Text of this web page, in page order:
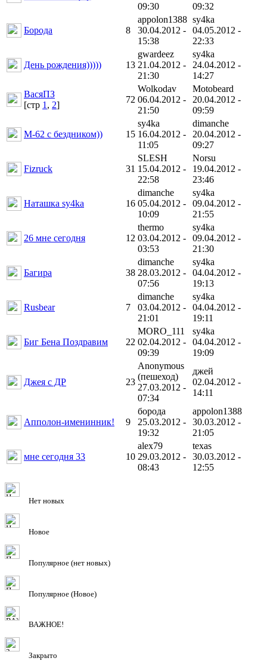
09:30
09:32
Борода 8
appolon1388
30.04.2012 -
15:38
sy4ka
04.05.2012 -
22:33
День рождения))))) 13
gwardeez
21.04.2012 -
21:30
sy4ka
24.04.2012 -
14:27
ВасяПЗ
[cтр 1, 2]
72
Wolkodav
06.04.2012 -
21:50
Motobeard
20.04.2012 -
09:59
М-62 с бездником)) 15
sy4ka
16.04.2012 -
11:05
dimanche
20.04.2012 -
09:27
Fizruck 31
SLESH
15.04.2012 -
22:58
Norsu
19.04.2012 -
23:46
Наташка sy4ka 16
dimanche
05.04.2012 -
10:09
sy4ka
09.04.2012 -
21:55
26 мне сегодня 12
thermo
03.04.2012 -
03:53
sy4ka
09.04.2012 -
21:30
Багира 38
dimanche
28.03.2012 -
07:56
sy4ka
04.04.2012 -
19:13
Rusbear 7
dimanche
03.04.2012 -
21:01
sy4ka
04.04.2012 -
19:11
Биг Бена Поздравим 22
MORO_111
02.04.2012 -
09:39
sy4ka
04.04.2012 -
19:09
Джея с ДР 23
Anonymous
(пешеход)
27.03.2012 -
07:34
джей
02.04.2012 -
14:11
Апполон-именинник! 9
борода
25.03.2012 -
19:32
appolon1388
30.03.2012 -
21:05
мне сегодня 33 10
alex79
29.03.2012 -
08:43
texas
30.03.2012 -
12:55
Нет новых
Новое
Популярное (нет новых)
Популярное (Новое)
ВАЖНОЕ!
Закрыто